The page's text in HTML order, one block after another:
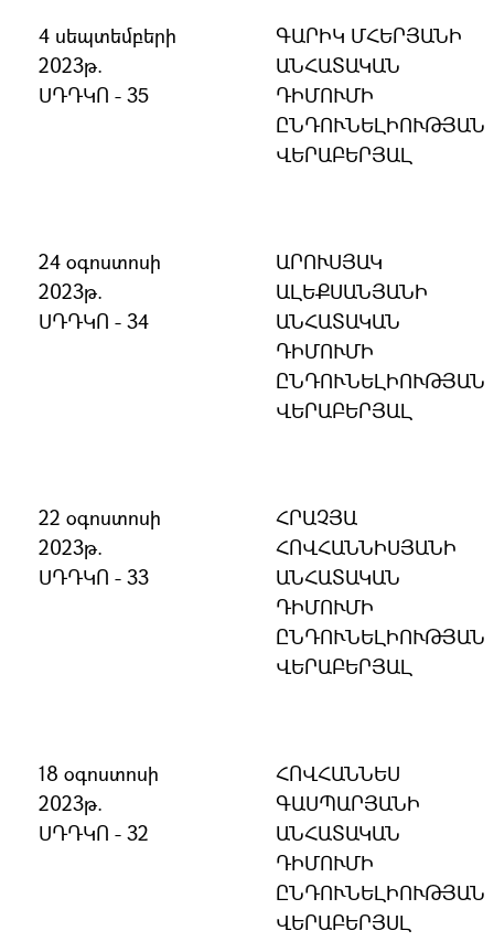
4 սեպտեմբերի
2023թ.
ՍԴԴԿՈ - 35
ԳԱՐԻԿ ՄՀԵՐՅԱՆԻ
ԱՆՀԱՏԱԿԱՆ
ԴԻՄՈՒՄԻ
ԸՆԴՈՒՆԵԼԻՈՒԹՅԱՆ
ՎԵՐԱԲԵՐՅԱԼ
24 օգոստոսի
2023թ.
ՍԴԴԿՈ - 34
ԱՐՈՒՍՅԱԿ
ԱԼԵՔՍԱՆՅԱՆԻ
ԱՆՀԱՏԱԿԱՆ
ԴԻՄՈՒՄԻ
ԸՆԴՈՒՆԵԼԻՈՒԹՅԱՆ
ՎԵՐԱԲԵՐՅԱԼ
22 օգոստոսի
2023թ.
ՍԴԴԿՈ - 33
ՀՐԱՉՅԱ
ՀՈՎՀԱՆՆԻՍՅԱՆԻ
ԱՆՀԱՏԱԿԱՆ
ԴԻՄՈՒՄԻ
ԸՆԴՈՒՆԵԼԻՈՒԹՅԱՆ
ՎԵՐԱԲԵՐՅԱԼ
18 օգոստոսի
2023թ.
ՍԴԴԿՈ - 32
ՀՈՎՀԱՆՆԵՍ
ԳԱՍՊԱՐՅԱՆԻ
ԱՆՀԱՏԱԿԱՆ
ԴԻՄՈՒՄԻ
ԸՆԴՈՒՆԵԼԻՈՒԹՅԱՆ
ՎԵՐԱԲԵՐՅՍԼ